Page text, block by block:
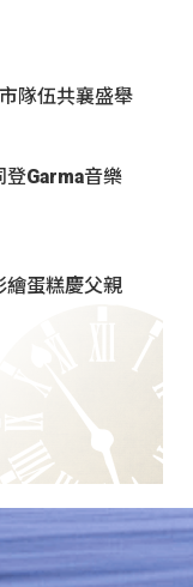
隊伍共襄盛舉
登Garma音樂
繪蛋糕慶父親